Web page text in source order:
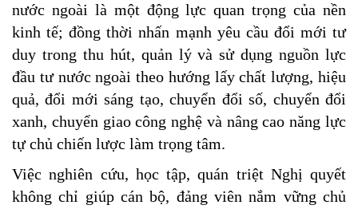
nước ngoài là một động lực quan trọng của nền
kinh tế; đồng thời nhấn mạnh yêu cầu đổi mới tư
duy trong thu hút, quản lý và sử dụng nguồn lực
đầu tư nước ngoài theo hướng lấy chất lượng, hiệu
quả, đổi mới sáng tạo, chuyển đổi số, chuyển đổi
xanh, chuyển giao công nghệ và nâng cao năng lực
tự chủ chiến lược làm trọng tâm.
Việc nghiên cứu, học tập, quán triệt Nghị quyết
không chỉ giúp cán bộ, đảng viên nắm vững chủ